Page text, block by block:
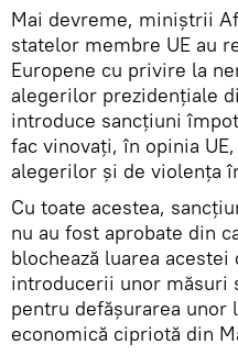
Mai devreme, miniștrii
statelor membre UE au
Europene cu privire la
alegerilor prezidențiale
introduce sancțiuni
fac vinovați, în opinia
alegerilor și de violența
Cu toate acestea,
nu au fost aprobate din
blochează luarea
introducerii unor măsuri
pentru defășurarea unor
economică cipriotă din